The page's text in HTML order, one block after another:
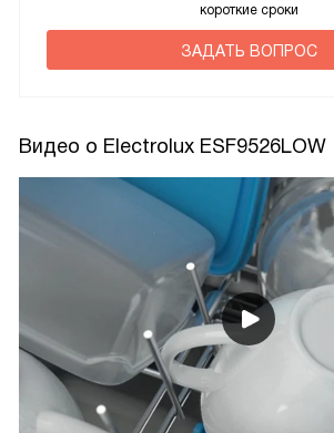
короткие сроки
ЗАДАТЬ ВОПРОС
Видео о Electrolux ESF9526LOW